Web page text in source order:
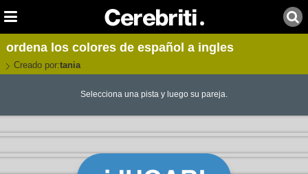
ordena los colores de español a ingles
Creado por:tania
Selecciona una pista y luego su pareja.